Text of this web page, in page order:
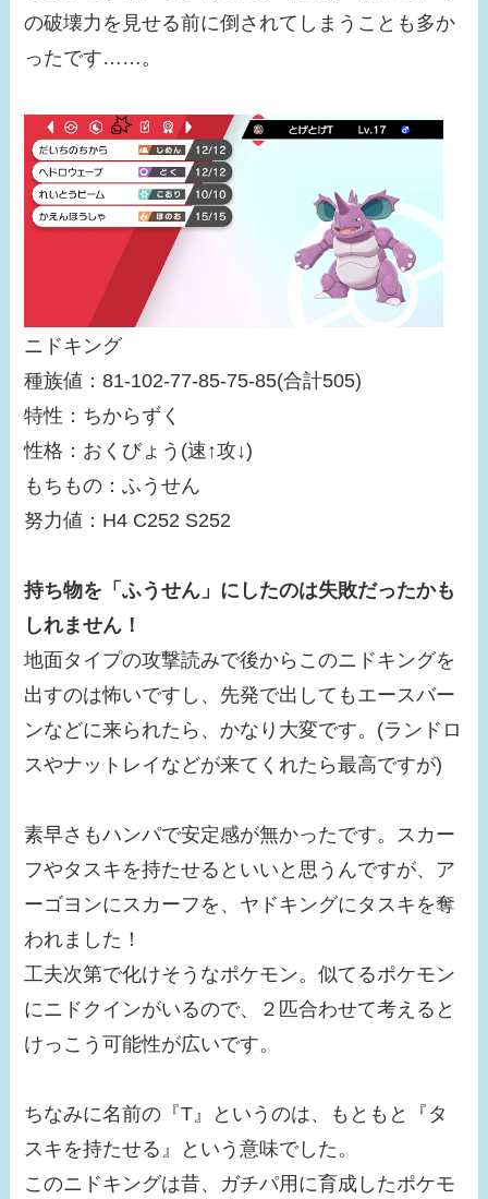
の破壊力を見せる前に倒されてしまうことも多か
ったです……。
ニドキング
種族値：81-102-77-85-75-85(合計505)
特性：ちからずく
性格：おくびょう(速↑攻↓)
もちもの：ふうせん
努力値：H4 C252 S252
持ち物を「ふうせん」にしたのは失敗だったかも
しれません！
地面タイプの攻撃読みで後からこのニドキングを
出すのは怖いですし、先発で出してもエースバー
ンなどに来られたら、かなり大変です。(ランドロ
スやナットレイなどが来てくれたら最高ですが)
素早さもハンパで安定感が無かったです。スカー
フやタスキを持たせるといいと思うんですが、ア
ーゴヨンにスカーフを、ヤドキングにタスキを奪
われました！
工夫次第で化けそうなポケモン。似てるポケモン
にニドクインがいるので、２匹合わせて考えると
けっこう可能性が広いです。
ちなみに名前の『T』というのは、もともと『タ
スキを持たせる』という意味でした。
このニドキングは昔、ガチパ用に育成したポケモ